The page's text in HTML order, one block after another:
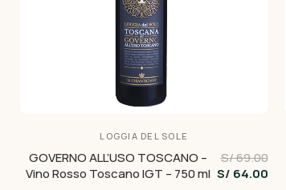
LOGGIA DEL SOLE
GOVERNO ALL’USO TOSCANO –
Vino Rosso Toscano IGT – 750 ml
S/ 69.00
S/ 64.00